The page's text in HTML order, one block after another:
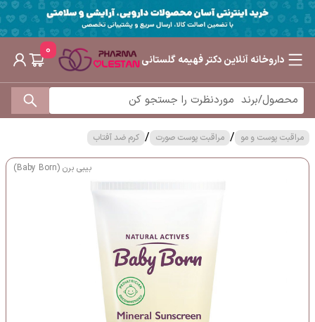
داروخانه آنلاین دکتر فهیمه گلستانی
0
مراقبت پوست و مو / مراقبت پوست صورت / کرم ضد آفتاب
بیبی برن (Baby Born)